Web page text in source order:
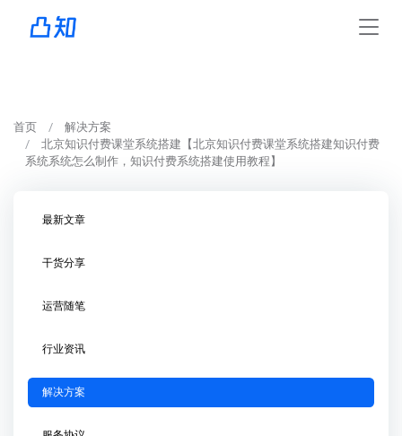
首页
解决方案
北京知识付费课堂系统搭建【北京知识付费课堂系统搭建知识付费
系统系统怎么制作，知识付费系统搭建使用教程】
最新文章
干货分享
运营随笔
行业资讯
解决方案